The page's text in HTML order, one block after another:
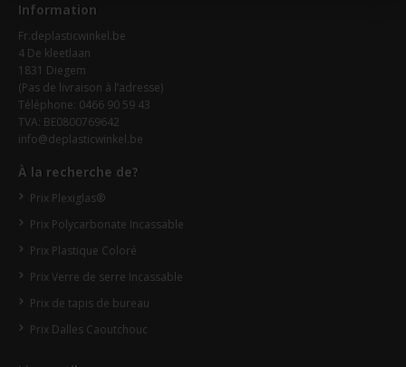
Information
Fr.deplasticwinkel.be
4 De kleetlaan
1831 Diegem
(Pas de livraison à l’adresse)
Téléphone: 0466 90 59 43
TVA: BE0800769642
info@deplasticwinkel.be
À la recherche de?
Prix Plexiglas®
Prix Polycarbonate Incassable
Prix Plastique Coloré
Prix Verre de serre Incassable
Prix de tapis de bureau
Prix Dalles Caoutchouc